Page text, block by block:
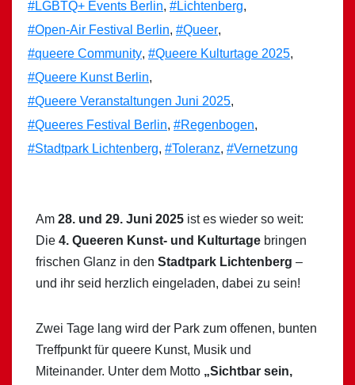
#LGBTQ+ Events Berlin, #Lichtenberg,
#Open-Air Festival Berlin, #Queer,
#queere Community, #Queere Kulturtage 2025,
#Queere Kunst Berlin,
#Queere Veranstaltungen Juni 2025,
#Queeres Festival Berlin, #Regenbogen,
#Stadtpark Lichtenberg, #Toleranz, #Vernetzung
Am 28. und 29. Juni 2025 ist es wieder so weit:
Die 4. Queeren Kunst- und Kulturtage bringen
frischen Glanz in den Stadtpark Lichtenberg –
und ihr seid herzlich eingeladen, dabei zu sein!
Zwei Tage lang wird der Park zum offenen, bunten
Treffpunkt für queere Kunst, Musik und
Miteinander. Unter dem Motto „Sichtbar sein,